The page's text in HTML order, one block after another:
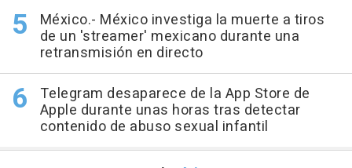
México.- México investiga la muerte a tiros
de un 'streamer' mexicano durante una
retransmisión en directo
Telegram desaparece de la App Store de
Apple durante unas horas tras detectar
contenido de abuso sexual infantil